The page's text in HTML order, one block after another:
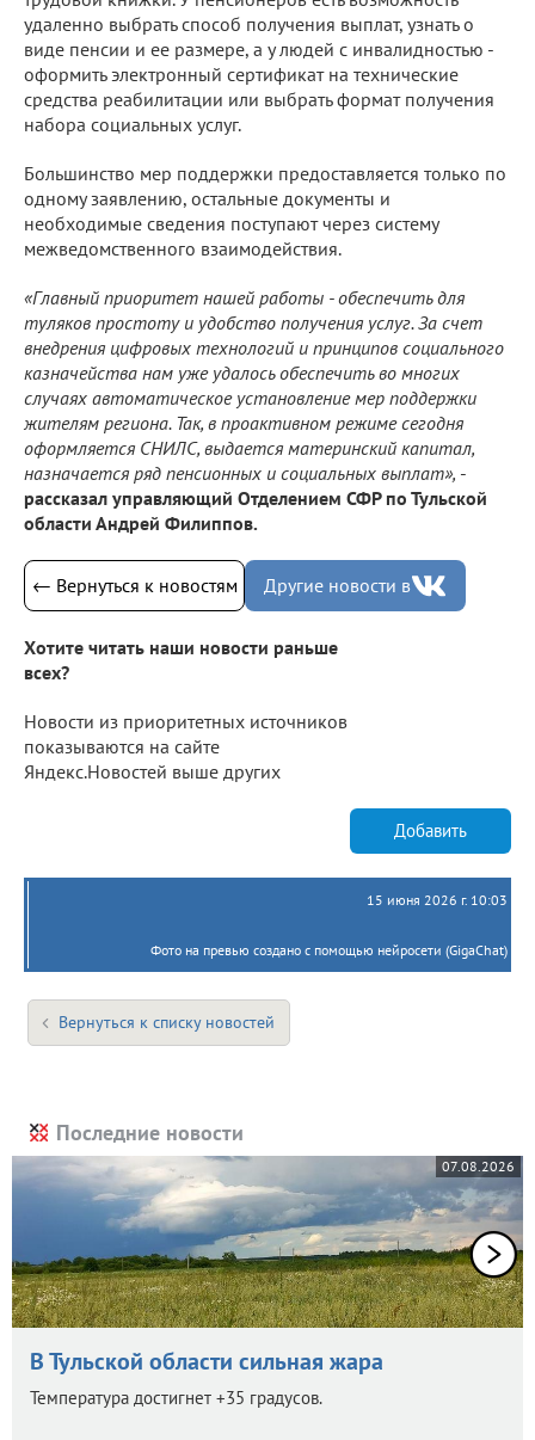
удаленно выбрать способ получения выплат, узнать о
виде пенсии и ее размере, а у людей с инвалидностью -
оформить электронный сертификат на технические
средства реабилитации или выбрать формат получения
набора социальных услуг.
Большинство мер поддержки предоставляется только по
одному заявлению, остальные документы и
необходимые сведения поступают через систему
межведомственного взаимодействия.
«Главный приоритет нашей работы - обеспечить для
туляков простоту и удобство получения услуг. За счет
внедрения цифровых технологий и принципов социального
казначейства нам уже удалось обеспечить во многих
случаях автоматическое установление мер поддержки
жителям региона. Так, в проактивном режиме сегодня
оформляется СНИЛС, выдается материнский капитал,
назначается ряд пенсионных и социальных выплат», -
рассказал управляющий Отделением СФР по Тульской
области Андрей Филиппов.
← Вернуться к новостям Другие новости в
Хотите читать наши новости раньше
всех?
Новости из приоритетных источников
показываются на сайте
Яндекс.Новостей выше других
Добавить
15 июня 2026 г. 10:03
Фото на превью создано с помощью нейросети (GigaChat)
Вернуться к списку новостей
Последние новости
07.08.2026
В Тульской области сильная жара
Температура достигнет +35 градусов.